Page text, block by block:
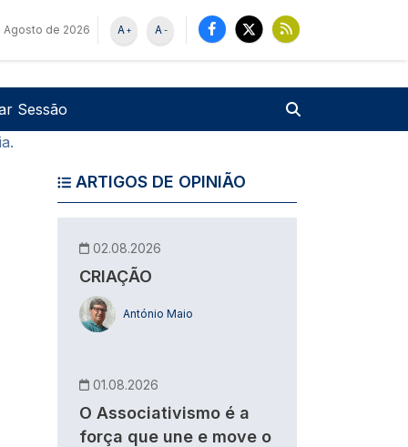
Agosto de 2026 -
A
+
A
de utilizador
Sessão
ARTIGOS DE OPINIÃO
02.08.2026
CRIAÇÃO
António Maio
01.08.2026
O Associativismo é a
força que une e move o